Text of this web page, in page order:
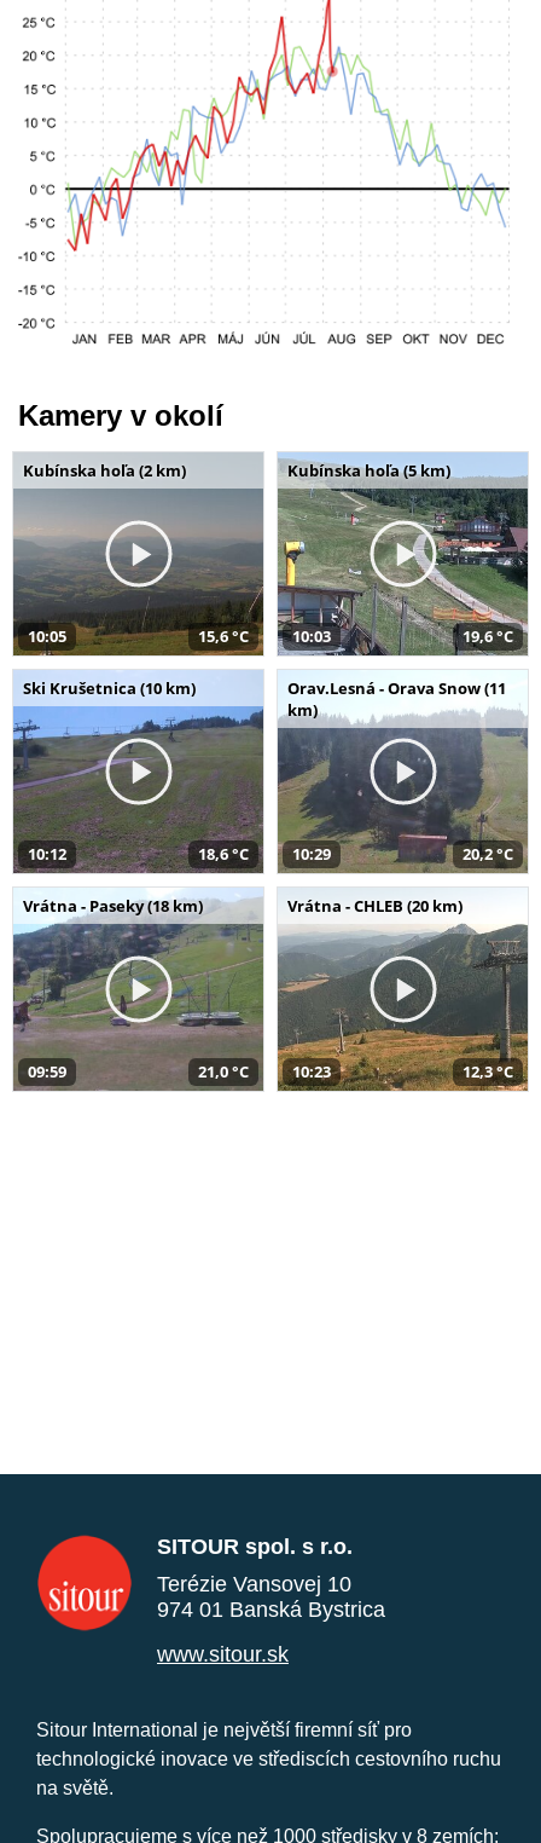
Kamery v okolí
Kubínska hoľa (2 km)
10:05 15,6 °C
Kubínska hoľa (5 km)
10:03 19,6 °C
Ski Krušetnica (10 km)
10:12 18,6 °C
Orav.Lesná - Orava Snow (11
km)
10:29 20,2 °C
Vrátna - Paseky (18 km)
09:59 21,0 °C
Vrátna - CHLEB (20 km)
10:23 12,3 °C
SITOUR spol. s r.o.
Terézie Vansovej 10
974 01 Banská Bystrica
www.sitour.sk
Sitour International je největší firemní síť pro
technologické inovace ve střediscích cestovního ruchu
na světě.
Spolupracujeme s více než 1000 středisky v 8 zemích: